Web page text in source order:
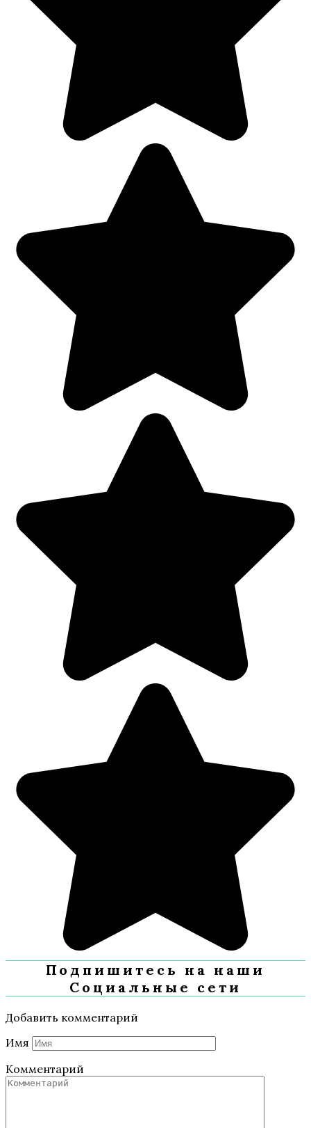
Подпишитесь на наши
Социальные сети
Добавить комментарий
Имя
Комментарий